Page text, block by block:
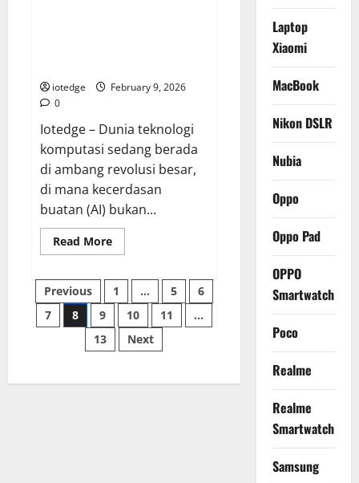
iotedge
February 9, 2026
0
Iotedge – Dunia teknologi
komputasi sedang berada
di ambang revolusi besar,
di mana kecerdasan
buatan (AI) bukan...
Read MoreRead
more
Galaxy
Book5
Pro
360,
Laptop
“Copilot+”
Performa
Posts
pagination
Previous 1 … 5
6
7
8 9 10 11
…
13
Next
Laptop
Xiaomi
MacBook
Nikon DSLR
Nubia
Oppo
Oppo Pad
OPPO
Smartwatch
Poco
Realme
Realme
Smartwatch
Samsung